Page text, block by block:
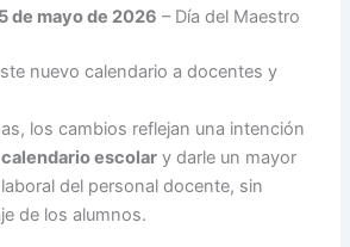
de mayo de 2026 – Día del Maestro
nuevo calendario a docentes y
los cambios reflejan una intención
escolar y darle un mayor
del personal docente, sin
de los alumnos.